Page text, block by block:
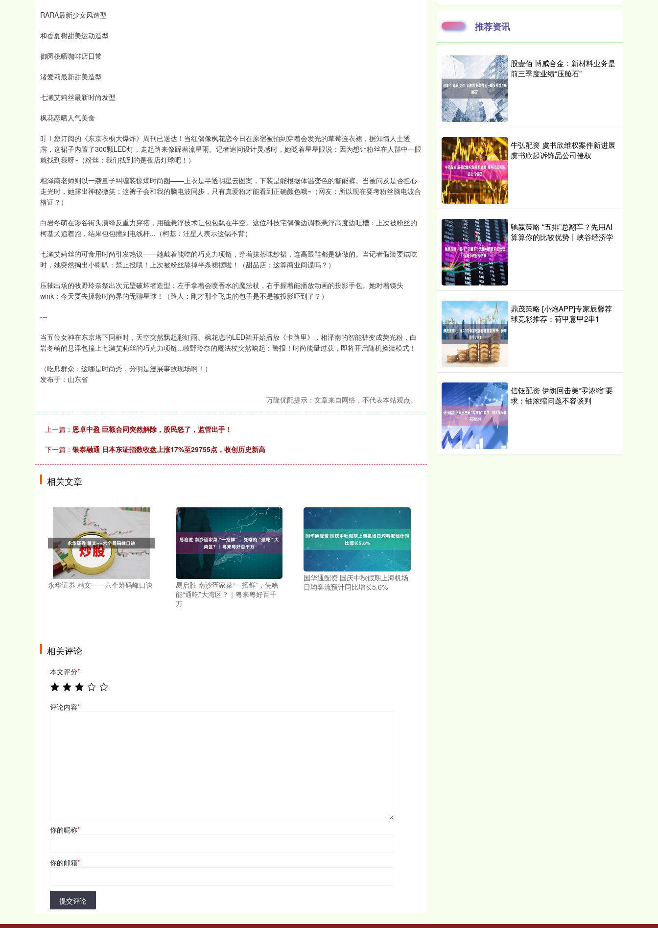
RARA最新少女风造型
和香夏树甜美运动造型
御园桃晒咖啡店日常
渚爱莉最新甜美造型
七濑艾莉丝最新时尚发型
枫花恋晒人气美食
叮！您订阅的《东京衣橱大爆炸》周刊已送达！当红偶像枫花恋今日在原宿被拍到穿着会发光的草莓连衣裙，据知情人士透
露，这裙子内置了300颗LED灯，走起路来像踩着流星雨。记者追问设计灵感时，她眨着星星眼说：因为想让粉丝在人群中一眼
就找到我呀~（粉丝：我们找到的是夜店灯球吧！）
相泽南老师则以一袭量子纠缠装惊爆时尚圈——上衣是半透明星云图案，下装是能根据体温变色的智能裤。当被问及是否担心
走光时，她露出神秘微笑：这裤子会和我的脑电波同步，只有真爱粉才能看到正确颜色哦~（网友：所以现在要考粉丝脑电波合
格证？）
白岩冬萌在涉谷街头演绎反重力穿搭，用磁悬浮技术让包包飘在半空。这位科技宅偶像边调整悬浮高度边吐槽：上次被粉丝的
柯基犬追着跑，结果包包撞到电线杆...（柯基：汪星人表示这锅不背）
七濑艾莉丝的可食用时尚引发热议——她戴着能吃的巧克力项链，穿着抹茶味纱裙，连高跟鞋都是糖做的。当记者假装要试吃
时，她突然掏出小喇叭：禁止投喂！上次被粉丝舔掉半条裙摆啦！（甜品店：这算商业间谍吗？）
压轴出场的牧野玲奈祭出次元壁破坏者造型：左手拿着会喷香水的魔法杖，右手握着能播放动画的投影手包。她对着镜头
wink：今天要去拯救时尚界的无聊星球！（路人：刚才那个飞走的包子是不是被投影吓到了？）
---
当五位女神在东京塔下同框时，天空突然飘起彩虹雨。枫花恋的LED裙开始播放《卡路里》，相泽南的智能裤变成荧光粉，白
岩冬萌的悬浮包撞上七濑艾莉丝的巧克力项链...牧野玲奈的魔法杖突然响起：警报！时尚能量过载，即将开启随机换装模式！
（吃瓜群众：这哪是时尚秀，分明是漫展事故现场啊！）
发布于：山东省
万隆优配提示：文章来自网络，不代表本站观点。
上一篇： 恩卓中盈 巨额合同突然解除，股民怒了，监管出手！
下一篇： 银泰融通 日本东证指数收盘上涨17%至29755点，收创历史新高
相关文章
永华证券 精文——六个筹码峰口诀
易启胜 南沙疍家菜“一招鲜”，凭啥
能“通吃”大湾区？｜粤来粤好百千
万
国华通配资 国庆中秋假期上海机场
日均客流预计同比增长5.6%
相关评论
本文评分*
评论内容*
你的昵称*
你的邮箱*
提交评论
推荐资讯
股壹佰 博威合金：新材料业务是
前三季度业绩“压舱石”
牛弘配资 虞书欣维权案件新进展
虞书欣起诉饰品公司侵权
驰赢策略 “五排”总翻车？先用AI
算算你的比较优势丨峡谷经济学
鼎茂策略 [小炮APP]专家辰馨荐
球竞彩推荐：荷甲意甲2串1
信钰配资 伊朗回击美“零浓缩”要
求：铀浓缩问题不容谈判